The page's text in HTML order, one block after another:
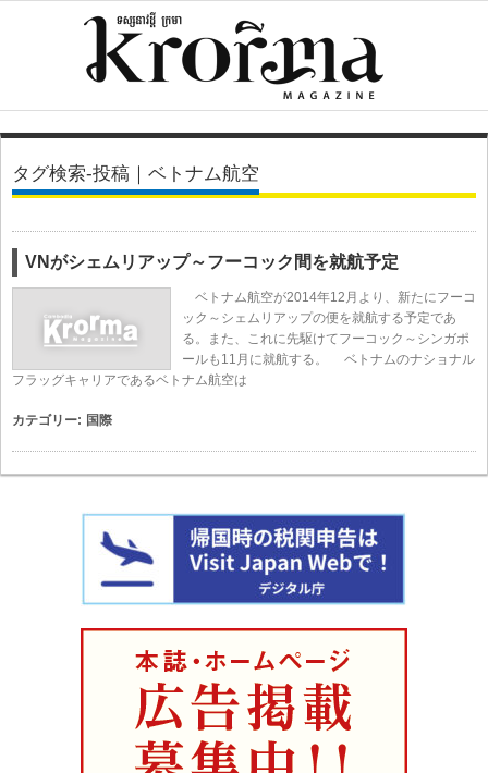
タグ検索-投稿｜ベトナム航空
VNがシェムリアップ～フーコック間を就航予定
ベトナム航空が2014年12月より、新たにフーコ
ック～シェムリアップの便を就航する予定であ
る。また、これに先駆けてフーコック～シンガポ
ールも11月に就航する。 ベトナムのナショナル
フラッグキャリアであるベトナム航空は
カテゴリー: 国際